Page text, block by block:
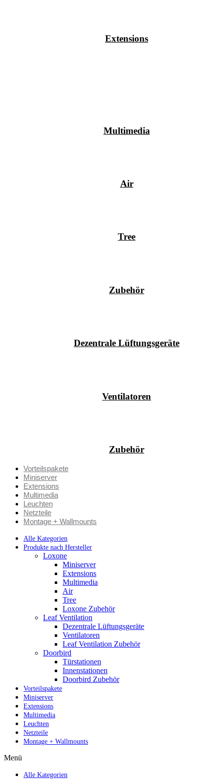
Extensions
Multimedia
Air
Tree
Zubehör
Dezentrale Lüftungsgeräte
Ventilatoren
Zubehör
Vorteilspakete
Miniserver
Extensions
Multimedia
Leuchten
Netzteile
Montage + Wallmounts
Alle Kategorien
Produkte nach Hersteller
Loxone
Miniserver
Extensions
Multimedia
Air
Tree
Loxone Zubehör
Leaf Ventilation
Dezentrale Lüftungsgeräte
Ventilatoren
Leaf Ventilation Zubehör
Doorbird
Türstationen
Innenstationen
Doorbird Zubehör
Vorteilspakete
Miniserver
Extensions
Multimedia
Leuchten
Netzteile
Montage + Wallmounts
Menü
Alle Kategorien